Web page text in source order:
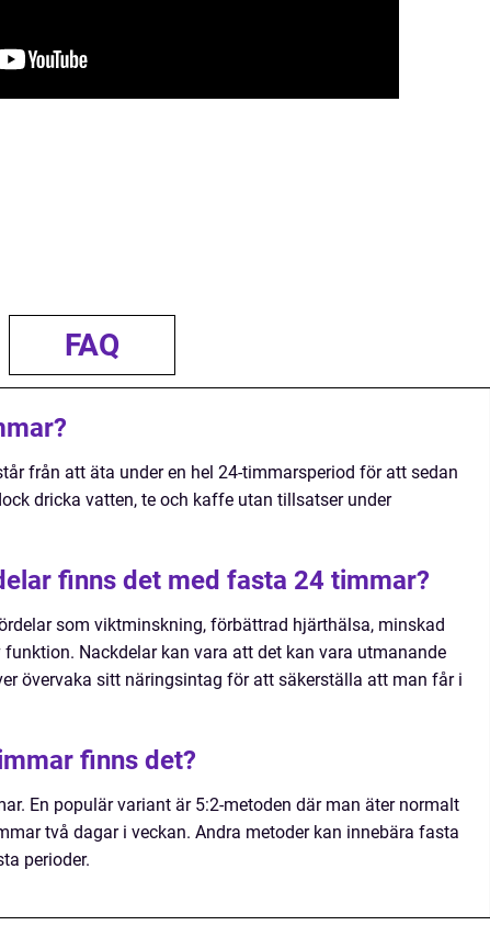
FAQ
från att äta under en hel 24-timmarsperiod för att sedan
dricka vatten, te och kaffe utan tillsatser under
finns det med fasta 24 timmar?
som viktminskning, förbättrad hjärthälsa, minskad
Nackdelar kan vara att det kan vara utmanande
övervaka sitt näringsintag för att säkerställa att man får i
finns det?
En populär variant är 5:2-metoden där man äter normalt
två dagar i veckan. Andra metoder kan innebära fasta
perioder.